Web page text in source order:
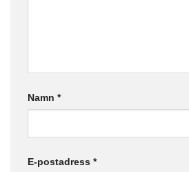
Namn *
E-postadress *